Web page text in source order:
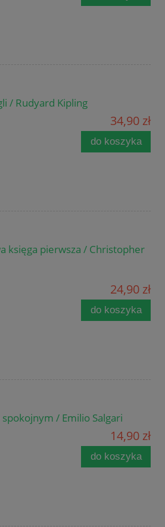
/ Rudyard Kipling
34,90 zł
do koszyka
księga pierwsza / Christopher
24,90 zł
do koszyka
/ Emilio Salgari
14,90 zł
do koszyka